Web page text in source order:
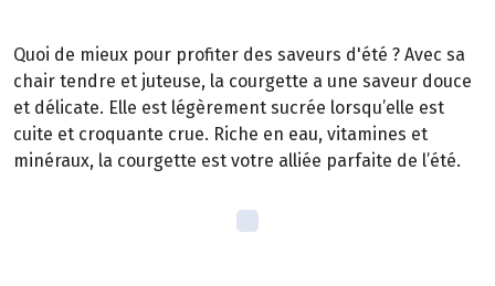
Quoi de mieux pour profiter des saveurs d'été ? Avec sa
chair tendre et juteuse, la courgette a une saveur douce
et délicate. Elle est légèrement sucrée lorsqu’elle est
cuite et croquante crue. Riche en eau, vitamines et
minéraux, la courgette est votre alliée parfaite de l’été.